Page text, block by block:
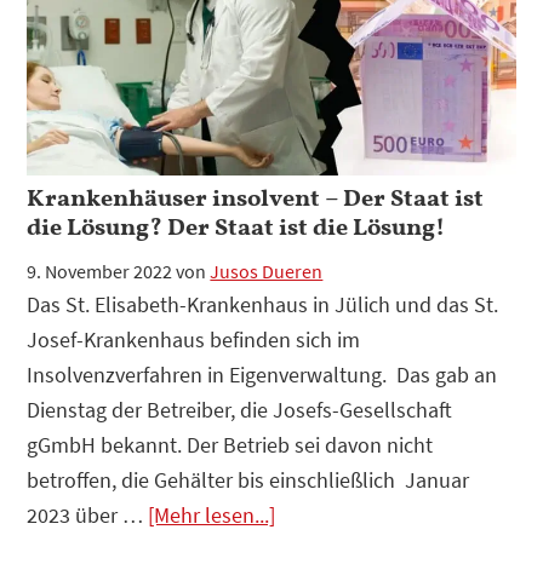
KFZ-
Kennzeichen
„Monschau“-
GO
Verbot
Krankenhäuser insolvent – Der Staat ist
die Lösung? Der Staat ist die Lösung!
9. November 2022vonJusos Dueren
Das St. Elisabeth-Krankenhaus in Jülich und das St.
Josef-Krankenhaus befinden sich im
Insolvenzverfahren in Eigenverwaltung. Das gab an
Dienstag der Betreiber, die Josefs-Gesellschaft
gGmbH bekannt. Der Betrieb sei davon nicht
betroffen, die Gehälter bis einschließlich Januar
2023 über … [Mehr lesen...]